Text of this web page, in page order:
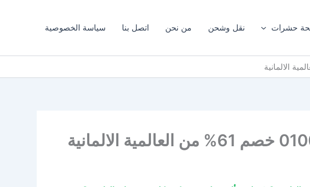
حشرات نقل وشحن من نحن اتصل بنا سياسة الخصوصية